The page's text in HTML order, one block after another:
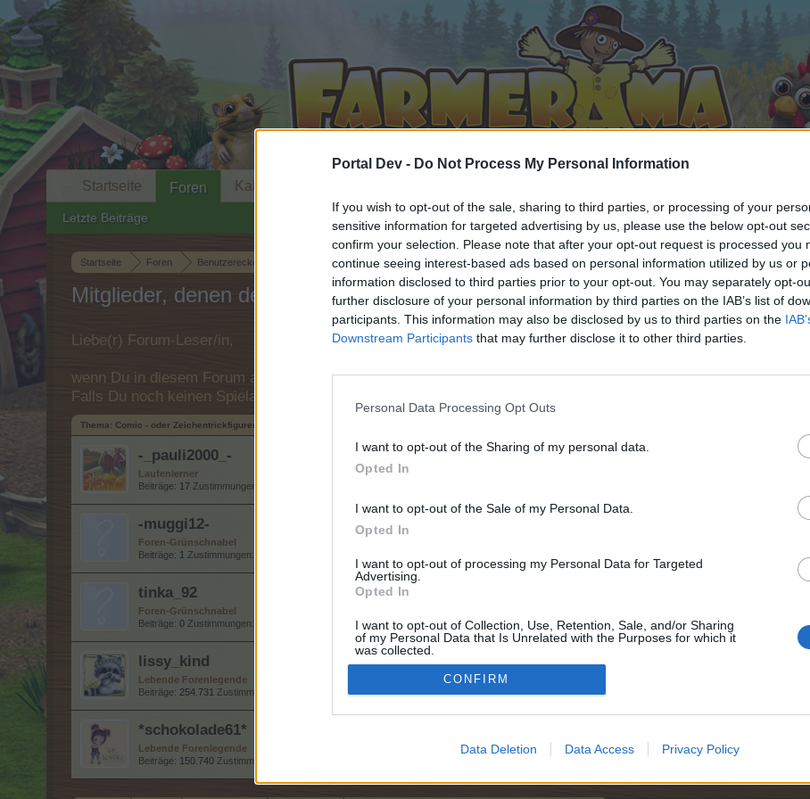
Portal Dev - Do Not Process My Personal Information
If you wish to opt-out of the sale, sharing to third parties, or processing of your
sensitive information for targeted advertising by us, please use the below opt-out
confirm your selection. Please note that after your opt-out request is processed you
continue seeing interest-based ads based on personal information utilized by us or
information disclosed to third parties prior to your opt-out. You may separately opt-
further disclosure of your personal information by third parties on the IAB’s list of
participants. This information may also be disclosed by us to third parties on the
Downstream Participants that may further disclose it to other third parties.
Personal Data Processing Opt Outs
I want to opt-out of the Sharing of my personal data.
Opted In
I want to opt-out of the Sale of my Personal Data.
Opted In
I want to opt-out of processing my Personal Data for Targeted
Advertising.
Opted In
I want to opt-out of Collection, Use, Retention, Sale, and/or Sharing
of my Personal Data that Is Unrelated with the Purposes for which it
was collected.
Opted Out
CONFIRM
Data Deletion Data Access Privacy Policy
Startseite Foren Benutzerecke Forenspiele Comic - oder Zeichentrickfiguren nach dem ABC II
Mitglieder, denen der Beitrag #1824 gefällt
Liebe(r) Forum-Leser/in,
wenn Du in diesem Forum aktiv an den Gesprächen teilnehmen oder eigene Themen starten möchtest, musst
Falls Du noch keinen Spielaccount besitzt, bitte registriere Dich neu. Wir freuen uns auf Deinen nächsten
Thema: Comic - oder Zeichentrickfiguren nach dem ABC II
-_pauli2000_-
Laufenlerner
Beiträge: 17 Zustimmungen:
-muggi12-
Foren-Grünschnabel
Beiträge: 1 Zustimmungen:
tinka_92
Foren-Grünschnabel
Beiträge: 0 Zustimmungen: 10
lissy_kind
Lebende Forenlegende
Beiträge: 254.731 Zustimmungen: Punkte für Erfolge:
*schokolade61*
Lebende Forenlegende
Beiträge: 150.740 Zustimmungen:
Startseite Foren
Letzte Beiträge
Kalender